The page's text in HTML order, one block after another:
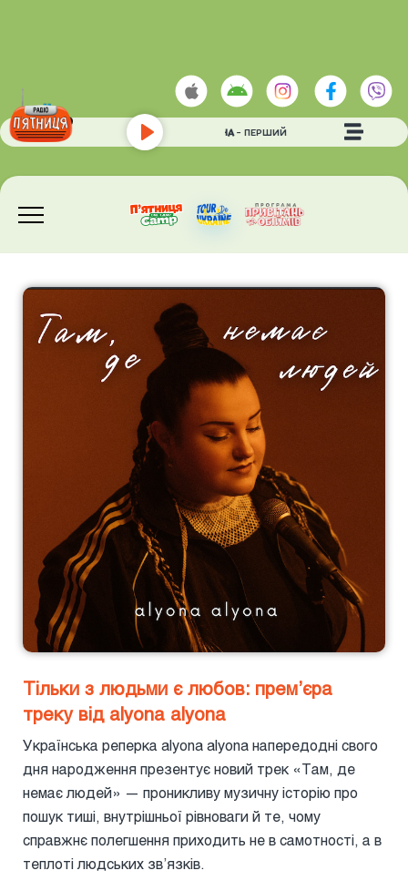
Play
БІЛОНОЖКО СВІТЛАНА- ПЕРШИЙ ДЕНС
Тільки з людьми є любов: прем’єра
треку від alyona alyona
Українська реперка alyona alyona напередодні свого
дня народження презентує новий трек «Там, де
немає людей» — проникливу музичну історію про
пошук тиші, внутрішньої рівноваги й те, чому
справжнє полегшення приходить не в самотності, а в
теплоті людських зв’язків.